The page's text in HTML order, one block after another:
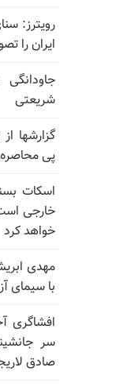
رویترز:
ایران را
شریعتی
گزارشها
پی محاصره
اسکات
خارجی
خواهد کرد
مهدی
با سیمای
افشاگری
سر
صادق